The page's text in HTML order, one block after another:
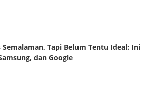
Semalaman, Tapi Belum Tentu Ideal: Ini
dan Google